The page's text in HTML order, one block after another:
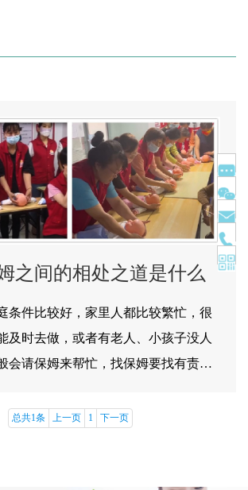
之间的相处之道是什么
条件比较好，家里人都比较繁忙，很
及时去做，或者有老人、小孩子没人
会请保姆来帮忙，找保姆要找有责任
后，如何跟保姆相处呢？ 跟保姆相处
总共1条 上一页 1 下一页